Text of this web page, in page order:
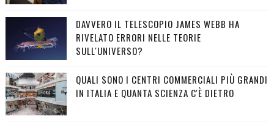
DAVVERO IL TELESCOPIO JAMES WEBB HA
RIVELATO ERRORI NELLE TEORIE
SULL'UNIVERSO?
QUALI SONO I CENTRI COMMERCIALI PIÙ GRANDI
IN ITALIA E QUANTA SCIENZA C'È DIETRO